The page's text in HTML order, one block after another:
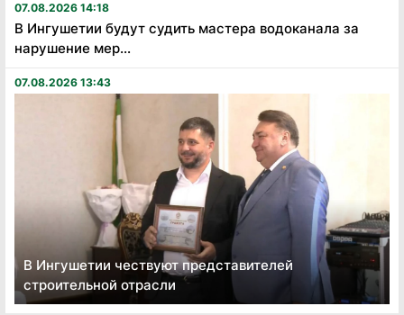
07.08.2026 14:18
В Ингушетии будут судить мастера водоканала за
нарушение мер...
07.08.2026 13:43
В Ингушетии чествуют представителей
строительной отрасли